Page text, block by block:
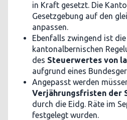
in Kraft gesetzt. Die
Gesetzgebung auf den
anpassen.
Ebenfalls zwingend ist
kantonalbernischen
des Steuerwertes von
aufgrund eines
Angepasst werden
Verjährungsfristen der
durch die Eidg. Räte im
festgelegt wurden.